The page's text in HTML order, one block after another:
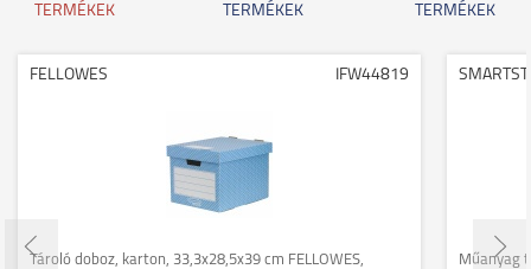
TERMÉKEK
TERMÉKEK
TERMÉKEK
FELLOWES IFW44819
Tároló doboz, karton, 33,3x28,5x39 cm FELLOWES,
Műanyag